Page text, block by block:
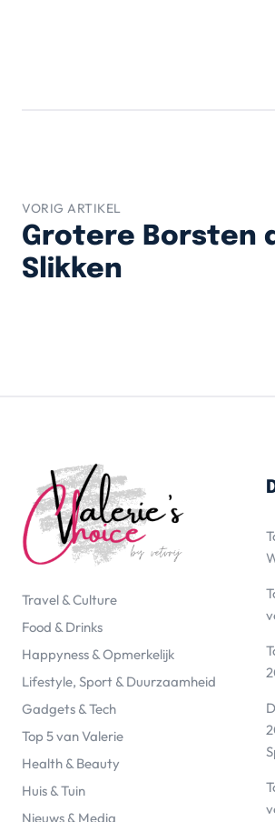
VORIG ARTIKEL
Grotere Borsten
Slikken
Travel & Culture
Food & Drinks
Happyness & Opmerkelijk
Lifestyle, Sport & Duurzaamheid
Gadgets & Tech
Top 5 van Valerie
Health & Beauty
Huis & Tuin
Nieuws & Media